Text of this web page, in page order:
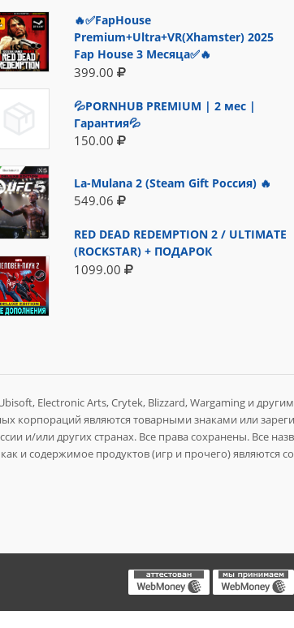
🔥✅FapHouse
Premium+Ultra+VR(Xhamster) 2025
Fap House 3 Месяца✅🔥
399.00
💦PORNHUB PREMIUM | 2 мес |
Гарантия💦
150.00
La-Mulana 2 (Steam Gift Россия) 🔥
549.06
RED DEAD REDEMPTION 2 / ULTIMATE
(ROCKSTAR) + ПОДАРОК
1099.00
Electronic Arts, Crytek, Blizzard, Wargaming и
корпораций являются товарными знаками или
и/или других странах. Все права сохранены. Все
и содержимое продуктов (игр и прочего) являются